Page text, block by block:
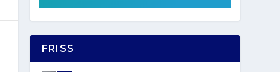
FRISS